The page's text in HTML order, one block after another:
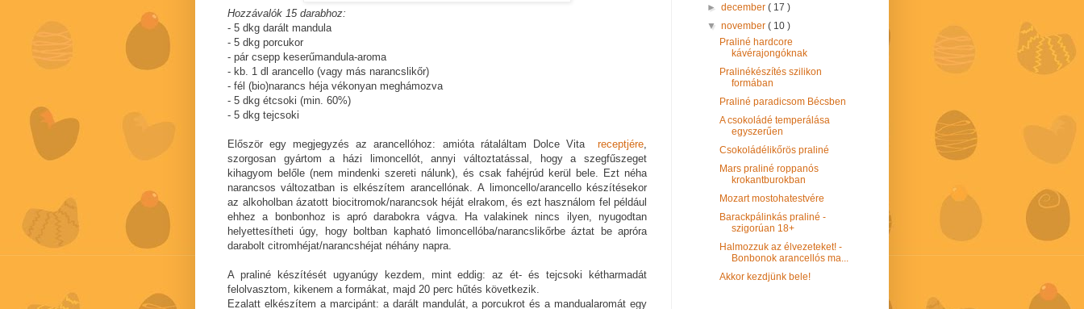
Hozzávalók 15 darabhoz:
- 5 dkg darált mandula
- 5 dkg porcukor
- pár csepp keserűmandula-aroma
- kb. 1 dl arancello (vagy más narancslikőr)
- fél (bio)narancs héja vékonyan meghámozva
- 5 dkg étcsoki (min. 60%)
- 5 dkg tejcsoki
Először egy megjegyzés az arancellóhoz: amióta rátaláltam Dolce Vita receptjére,
szorgosan gyártom a házi limoncellót, annyi változtatással, hogy a szegfűszeget
kihagyom belőle (nem mindenki szereti nálunk), és csak fahéjrúd kerül bele. Ezt néha
narancsos változatban is elkészítem arancellónak. A limoncello/arancello készítésekor
az alkoholban ázatott biocitromok/narancsok héját elrakom, és ezt használom fel például
ehhez a bonbonhoz is apró darabokra vágva. Ha valakinek nincs ilyen, nyugodtan
helyettesítheti úgy, hogy boltban kapható limoncellóba/narancslikőrbe áztat be apróra
darabolt citromhéjat/narancshéjat néhány napra.
A praliné készítését ugyanúgy kezdem, mint eddig: az ét- és tejcsoki kétharmadát
felolvasztom, kikenem a formákat, majd 20 perc hűtés következik.
Ezalatt elkészítem a marcipánt: a darált mandulát, a porcukrot és a mandualaromát egy
►december( 17 )
▼november( 10 )
Praliné hardcore
kávérajongóknak
Pralinékészítés szilikon
formában
Praliné paradicsom Bécsben
A csokoládé temperálása
egyszerűen
Csokoládélikőrös praliné
Mars praliné roppanós
krokantburokban
Mozart mostohatestvére
Barackpálinkás praliné -
szigorúan 18+
Halmozzuk az élvezeteket! -
Bonbonok arancellós ma...
Akkor kezdjünk bele!